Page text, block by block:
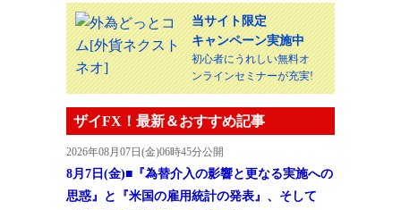
当サイト限定
キャンペーン実施中
初心者にうれしい無料オ
ンラインセミナーが充実!
ザイFX！最新＆おすすめ記事
2026年08月07日(金)06時45分公開
8月7日(金)■『為替介入の影響と更なる実施への
思惑』と『米国の雇用統計の発表』、そして